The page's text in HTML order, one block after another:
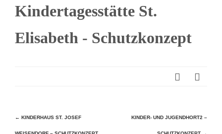
Kindertagesstätte St.
Elisabeth - Schutzkonzept
Beitragsnavigation
← KINDERHAUS ST. JOSEF KINDER- UND JUGENDHORT2 –